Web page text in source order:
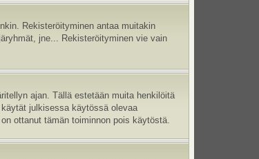
Rekisteröityminen antaa muitakin
jne... Rekisteröityminen vie vain
ajan. Tällä estetään muita henkilöitä
julkisessa käytössä olevaa
ottanut tämän toiminnon pois käytöstä.